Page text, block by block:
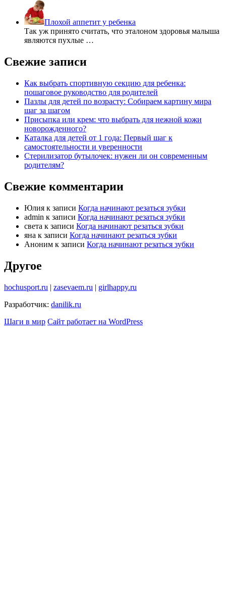
Плохой аппетит у ребенка
Так уж принято считать, что эталоном здоровья малыша
являются пухлые …
Свежие записи
Как выбрать спортивную секцию для ребенка:
пошаговое руководство для родителей
Пазлы для детей по возрасту: Собираем картину мира
шаг за шагом
Присыпка или крем: что выбрать для нежной кожи
новорожденного?
Каталка для детей от 1 года: Первый шаг к
самостоятельности и уверенности
Стерилизатор бутылочек: нужен ли он современным
родителям?
Свежие комментарии
Юлия к записи Когда начинают резаться зубки
admin к записи Когда начинают резаться зубки
света к записи Когда начинают резаться зубки
яна к записи Когда начинают резаться зубки
Аноним к записи Когда начинают резаться зубки
Другое
hochusport.ru | zasevaem.ru | girlhappy.ru
Разработчик: danilik.ru
Шаги в мир Сайт работает на WordPress